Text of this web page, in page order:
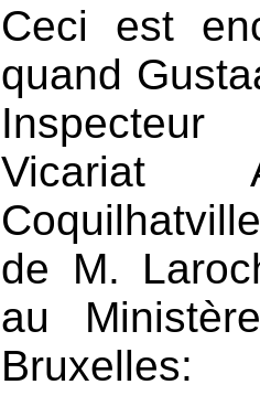
Ceci est
quand
Vicariat
de M.
au
Bruxelles: